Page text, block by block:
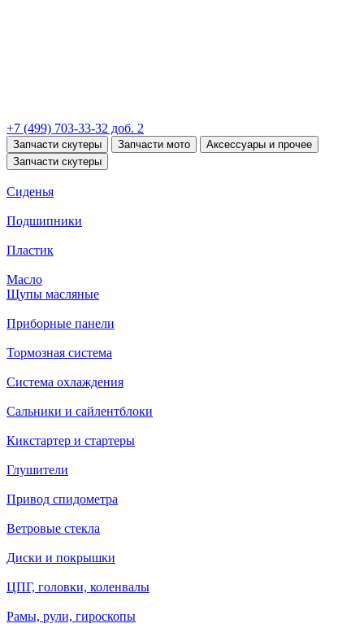
+7 (499) 703-33-32 доб. 2
Запчасти скутеры Запчасти мото
Аксессуары и прочее
Запчасти скутеры
Сиденья
Подшипники
Пластик
Масло
Щупы масляные
Приборные панели
Тормозная система
Система охлаждения
Сальники и сайлентблоки
Кикстартер и стартеры
Глушители
Привод спидометра
Ветровые стекла
Диски и покрышки
ЦПГ, головки, коленвалы
Рамы, рули, гироскопы